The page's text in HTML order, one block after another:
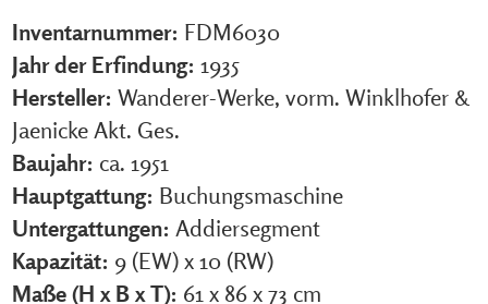
Inventarnummer: FDM6030
Jahr der Erfindung: 1935
Hersteller: Wanderer-Werke, vorm. Winklhofer &
Jaenicke Akt. Ges.
Baujahr: ca. 1951
Hauptgattung: Buchungsmaschine
Untergattungen: Addiersegment
Kapazität: 9 (EW) x 10 (RW)
Maße (H x B x T): 61 x 86 x 73 cm